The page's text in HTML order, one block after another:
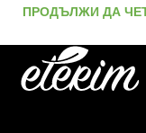
ПРОДЪЛЖИ ДА